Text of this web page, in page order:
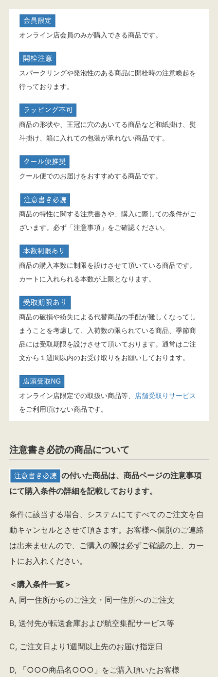
オンライン店会員のみが購入できる商品です。
スパークリングや発泡性のある商品に開栓時の注意喚起を
行っております。
商品の形状や、王冠に穴のあいてる商品など和紙掛け、熨
斗掛け、箱に入れての包装が承れない商品です。
クール便でのお届けをおすすめする商品です。
商品の特性に関する注意書きや、購入に際しての条件がご
ざいます。必ず「注意事項」をご確認ください。
商品の購入本数に制限を設けさせて頂いている商品です。
カートに入れられる本数が上限となります。
商品の破損や紛失による代替商品の手配が難しくなってし
まうことを考慮して、入荷数の限られている商品、季節商
品には受取期限を設けさせて頂いております。通常はご注
文から１週間以内のお受け取りをお願いしております。
オンライン店限定での取扱い商品等、
店舗受取りサービス
をご利用頂けない商品です。
注意書き必読の商品について
の付いた商品は、商品ページの注意事項
にて購入条件の詳細を記載しております。
条件に該当する場合、システムにてすべてのご注文を自
動キャンセルとさせて頂きます。お客様へ個別のご連絡
は出来ませんので、ご購入の際は必ずご確認の上、カー
トにお入れください。
＜購入条件一覧＞
A, 同一住所からのご注文・同一住所へのご注文
B, 送付先が転送倉庫および航空集配サービス等
C, ご注文日より1週間以上先のお届け指定日
D, 「○○○商品名○○○」をご購入頂いたお客様